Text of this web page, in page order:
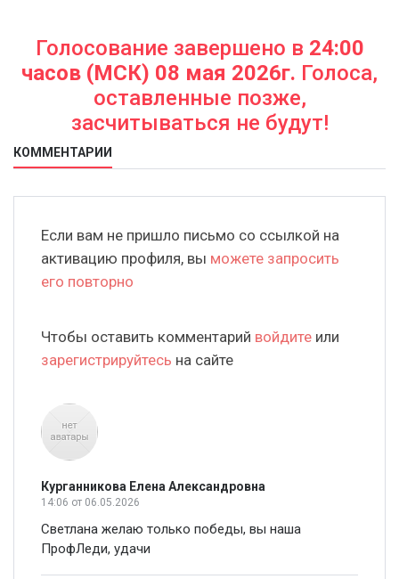
Голосование завершено в 24:00
часов (МСК) 08 мая 2026г. Голоса,
оставленные позже,
засчитываться не будут!
КОММЕНТАРИИ
Если вам не пришло письмо со ссылкой на
активацию профиля, вы можете запросить
его повторно
Чтобы оставить комментарий войдите или
зарегистрируйтесь на сайте
Курганникова Елена Александровна
14:06 от 06.05.2026
Светлана желаю только победы, вы наша
ПрофЛеди, удачи